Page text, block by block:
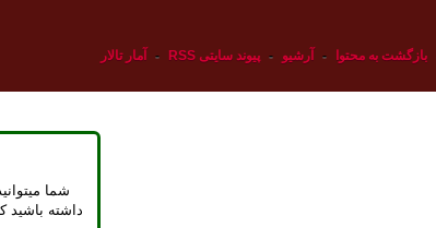
شما
داشته باشید
بازگشت به محتوا - آرشیو - پیوند سایتی RSS - آمار تالار